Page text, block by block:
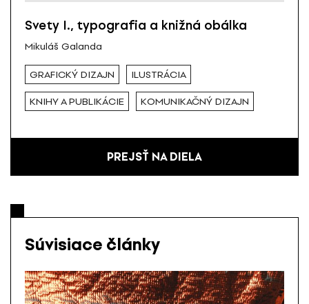
Svety I., typografia a knižná obálka
Mikuláš Galanda
GRAFICKÝ DIZAJN ILUSTRÁCIA
KNIHY A PUBLIKÁCIE KOMUNIKAČNÝ DIZAJN
PREJSŤ NA DIELA
Súvisiace články